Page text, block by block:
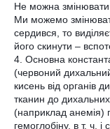
Не можна змінювати
Ми можемо
сердився, то
його скинути –
4. Основна
(червоний
кисень від органів
тканин до
(наприклад анемія)
гемоглобіну, в т. ч. і